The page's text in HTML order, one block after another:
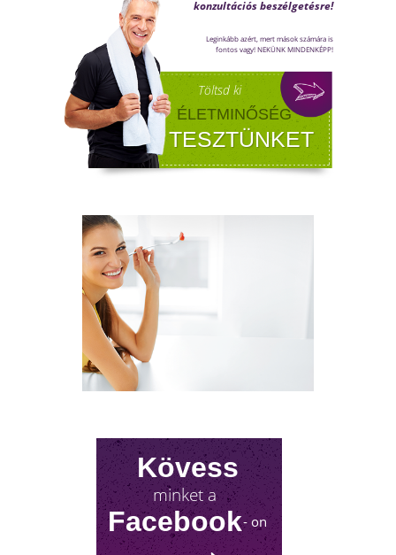
FÉRFI VÁLTOZÓKOR - A
LEHETŐSÉGET LÁSD MEG
jelentkezik a tesztoszteronszint fokozatos
csökkenése, amit andropauzának vagy
férfiklimaxnak nevezünk. Honnan tudod,
elért téged is? Hogyan tudod megállítani?
Milyen lehetőségeket rejt? Olvass tovább!
Kövess
minket a
Facebook- on